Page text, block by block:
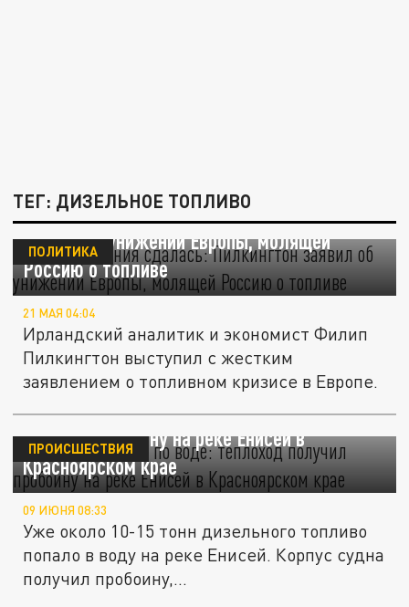
ТЕГ: ДИЗЕЛЬНОЕ ТОПЛИВО
Даже Британия сдалась: Пилкингтон
заявил об унижении Европы, молящей
Россию о топливе
ПОЛИТИКА
21 МАЯ 04:04
Ирландский аналитик и экономист Филип
Пилкингтон выступил с жестким
заявлением о топливном кризисе в Европе.
Дизель разлился по воде: теплоход
получил пробоину на реке Енисей в
Красноярском крае
ПРОИСШЕСТВИЯ
09 ИЮНЯ 08:33
Уже около 10-15 тонн дизельного топливо
попало в воду на реке Енисей. Корпус судна
получил пробоину,...